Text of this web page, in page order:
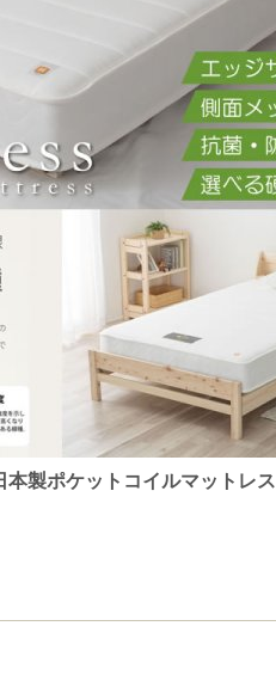
製ポケットコイルマットレス